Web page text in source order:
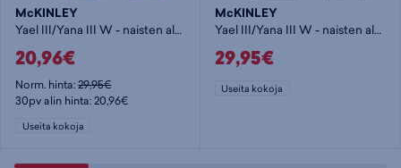
McKINLEY
Yael III/Yana III W - naisten aluskerrasto
20,96€
Norm. hinta:29,95€
30pv alin hinta: 20,96€
Useita kokoja
McKINLEY
Yael III/Yana III W - naisten aluskerrasto
29,95€
Useita kokoja